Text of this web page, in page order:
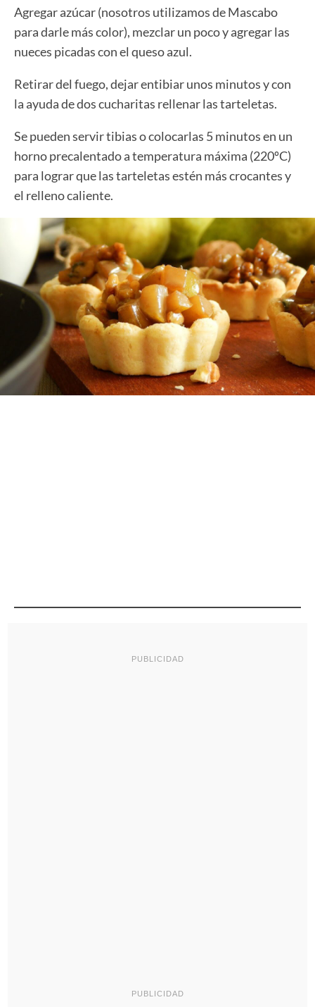
Agregar azúcar (nosotros utilizamos de Mascabo
para darle más color), mezclar un poco y agregar las
nueces picadas con el queso azul.
Retirar del fuego, dejar entibiar unos minutos y con
la ayuda de dos cucharitas rellenar las tarteletas.
Se pueden servir tibias o colocarlas 5 minutos en un
horno precalentado a temperatura máxima (220ºC)
para lograr que las tarteletas estén más crocantes y
el relleno caliente.
PUBLICIDAD
PUBLICIDAD